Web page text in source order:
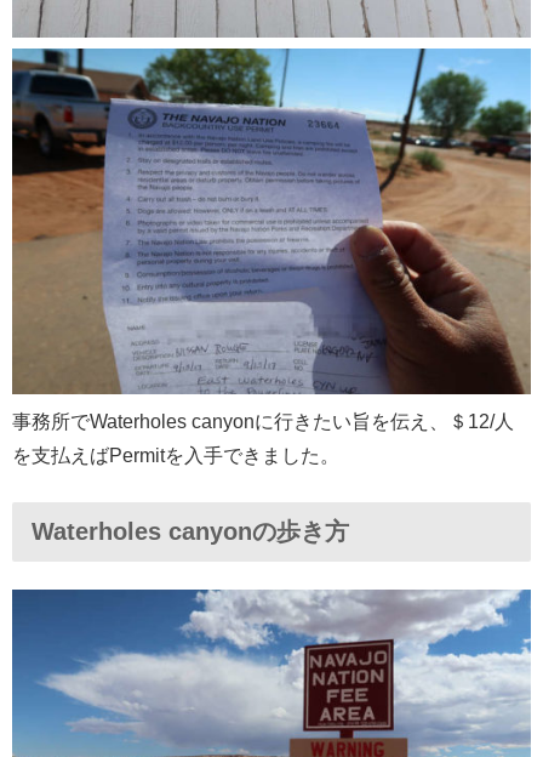
事務所でWaterholes canyonに行きたい旨を伝え、＄12/人
を支払えばPermitを入手できました。
Waterholes canyonの歩き方